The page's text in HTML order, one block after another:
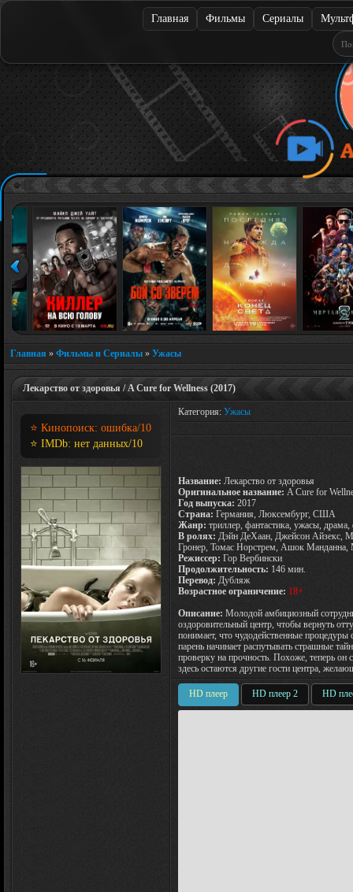
Главная Фильмы Сериалы
Главная » Фильмы и Сериалы » Ужасы
Лекарство от здоровья / A Cure for Wellness (2017)
⭐ Кинопоиск: ошибка/10
⭐ IMDb: нет данных/10
Категория: Ужасы
Название: Лекарство от здоровья
Оригинальное название: A Cure for
Год выпуска: 2017
Страна: Германия, Люксембург, США
Жанр: триллер, фантастика, ужасы, драма,
В ролях: Дэйн ДеХаан, Джейсон Айзекс,
Гронер, Томас Норстрем, Ашок Манданна,
Режиссер: Гор Вербински
Продолжительность: 146 мин.
Перевод: Дубляж
Возрастное ограничение: 18+
Описание: Молодой амбициозный
оздоровительный центр, чтобы вернуть
понимает, что чудодейственные
парень начинает распутывать страшные
проверку на прочность. Похоже, теперь он
здесь остаются другие гости центра,
HD плеер HD плеер 2 HD